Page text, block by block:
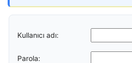
Kullanıcı adı:
Parola: